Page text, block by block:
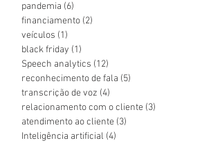
pandemia (6)
financiamento (2)
veículos (1)
black friday (1)
Speech analytics (12)
reconhecimento de fala (5)
transcrição de voz (4)
relacionamento com o cliente (3)
atendimento ao cliente (3)
Inteligência artificial (4)